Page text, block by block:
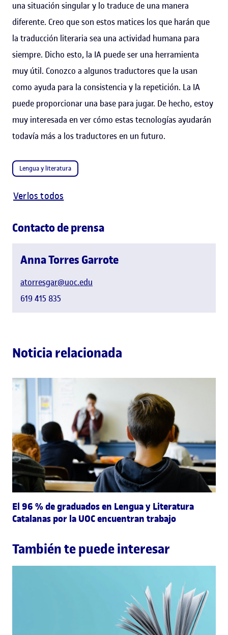
una situación singular y lo traduce de una manera
diferente. Creo que son estos matices los que harán que
la traducción literaria sea una actividad humana para
siempre. Dicho esto, la IA puede ser una herramienta
muy útil. Conozco a algunos traductores que la usan
como ayuda para la consistencia y la repetición. La IA
puede proporcionar una base para jugar. De hecho, estoy
muy interesada en ver cómo estas tecnologías ayudarán
todavía más a los traductores en un futuro.
Lengua y literatura
Verlos todos
Contacto de prensa
Anna Torres Garrote
atorresgar@uoc.edu
619 415 835
Noticia relacionada
El 96 % de graduados en Lengua y Literatura
Catalanas por la UOC encuentran trabajo
También te puede interesar